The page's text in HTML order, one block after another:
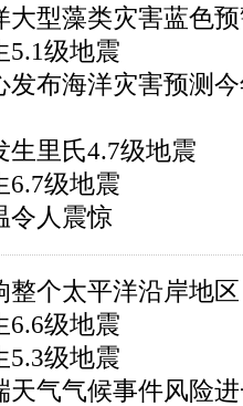
大型藻类灾害蓝色
5.1级地震
发布海洋灾害预测
生里氏4.7级地震
6.7级地震
令人震惊
整个太平洋沿岸地区
6.6级地震
5.3级地震
天气气候事件风险